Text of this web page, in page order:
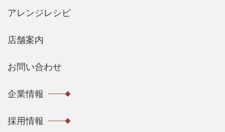
アレンジレシピ
店舗案内
お問い合わせ
企業情報
採用情報